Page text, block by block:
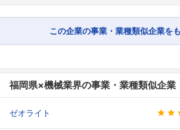
この企業の事業・業種類似企業を
福岡県×機械業界の事業・業種類似企業
ゼオライト